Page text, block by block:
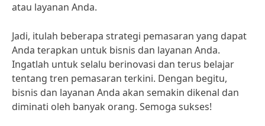
atau layanan Anda.
Jadi, itulah beberapa strategi pemasaran yang dapat
Anda terapkan untuk bisnis dan layanan Anda.
Ingatlah untuk selalu berinovasi dan terus belajar
tentang tren pemasaran terkini. Dengan begitu,
bisnis dan layanan Anda akan semakin dikenal dan
diminati oleh banyak orang. Semoga sukses!